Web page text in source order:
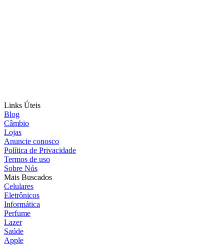
Links Úteis
Blog
Câmbio
Lojas
Anuncie conosco
Política de Privacidade
Termos de uso
Sobre Nós
Mais Buscados
Celulares
Eletrônicos
Informática
Perfume
Lazer
Saúde
Apple